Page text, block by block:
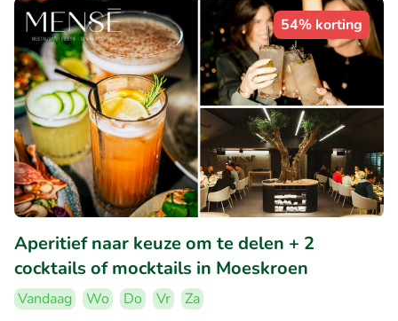
54% korting
Aperitief naar keuze om te delen + 2
cocktails of mocktails in Moeskroen
Vandaag Wo Do Vr
Za